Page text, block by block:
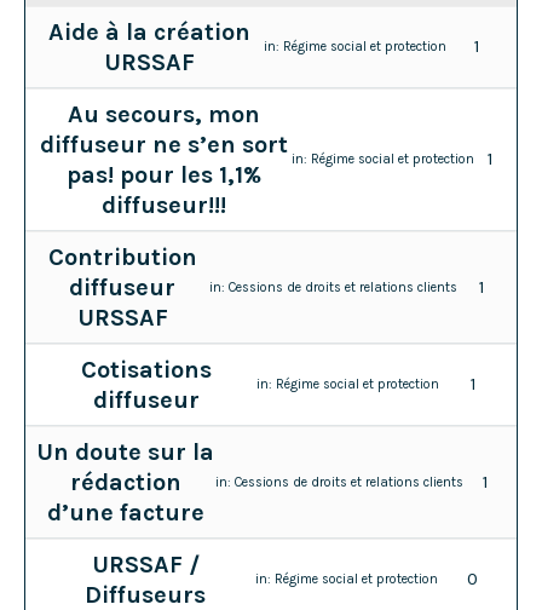
Aide à la création
URSSAF
in: Régime social et protection 1
Au secours, mon
diffuseur ne s’en sort
pas! pour les 1,1%
diffuseur!!!
in: Régime social et protection 1
Contribution
diffuseur
URSSAF
in:Cessions de droits et relations clients 1
Cotisations
diffuseur
in: Régime social et protection 1
Un doute sur la
rédaction
d’une facture
in:Cessions de droits et relations clients 1
URSSAF /
Diffuseurs
in: Régime social et protection 0